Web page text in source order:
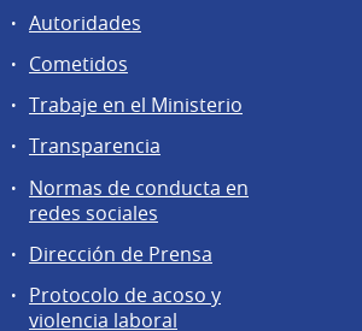
Autoridades
Cometidos
Trabaje en el Ministerio
Transparencia
Normas de conducta en
redes sociales
Dirección de Prensa
Protocolo de acoso y
violencia laboral